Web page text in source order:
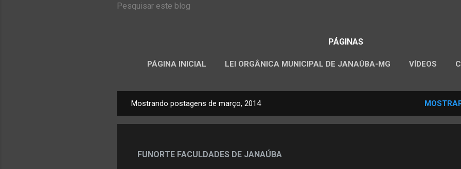
PÁGINAS
PÁGINA INICIAL LEI ORGÂNICA MUNICIPAL DE JANAÚBA-MG VÍDEOS
o
Mostrando postagens de março, 2014
FUNORTE FACULDADES DE JANAÚBA